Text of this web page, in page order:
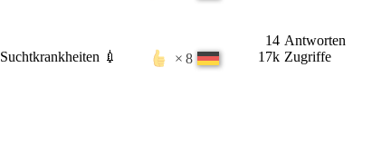
8
Suchtkrankheiten 💉
Antworten
14
Zugriffe
17k